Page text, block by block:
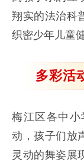
翔实的法治科
织密少年儿童
多彩活
梅江区各中
动，孩子们放
灵动的舞姿展